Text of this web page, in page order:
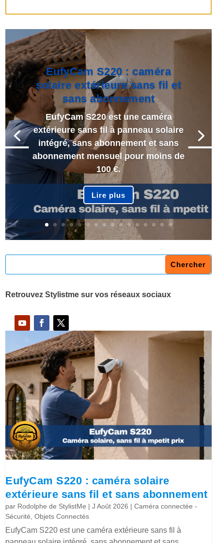
EufyCam S220 : caméra
solaire extérieure sans fil et
sans abonnement
EufyCam S220 est une caméra
extérieure sans fil à panneau solaire
intégré, sans abonnement et sans
abonnement mensuel pour moins de
100 €.
Lire plus
Retrouvez Stylistme sur vos réseaux sociaux
EufyCam S220 : caméra solaire
extérieure sans fil et sans abonnement
par Rodolphe de StylistMe |J Août 2026 |Caméra connectée -
Sécurité ,Objets Connectés
EufyCam S220 est une caméra extérieure sans fil à